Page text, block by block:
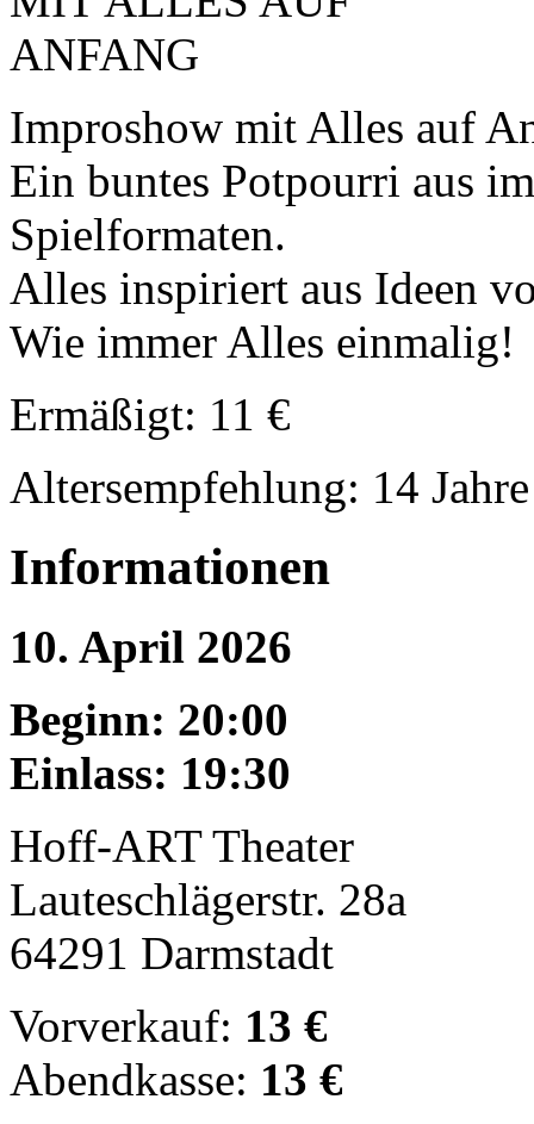
Improshow mit Alles auf
Ein buntes Potpourri aus
Spielformaten.
Alles inspiriert aus Ideen
Wie immer Alles einmalig!
Ermäßigt: 11 €
Altersempfehlung: 14 Jahre
Informationen
10. April 2026
Beginn: 20:00
Einlass: 19:30
Hoff-ART Theater
Lauteschlägerstr. 28a
64291 Darmstadt
Vorverkauf: 13 €
Abendkasse: 13 €